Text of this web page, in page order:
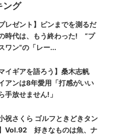
ング
プレゼント】ピンまでを測るだ
時代は、もう終わった! “プ
ワン”の「レー...
マイギアを語ろう】桑木志帆
アンは8年愛用「打感がいい
手放せません!」
小祝さくら ゴルフときどきタン
Vol.92 好きなものは魚、ナ